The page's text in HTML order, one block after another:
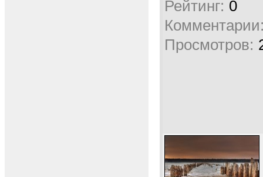
Рейтинг: 0
Просмотров: